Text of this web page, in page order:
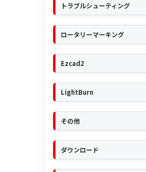
トラブルシューティング
ロータリーマーキング
Ezcad2
LightBurn
その他
ダウンロード